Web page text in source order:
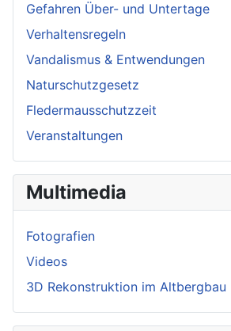
Gefahren Über- und Untertage
Verhaltensregeln
Vandalismus & Entwendungen
Naturschutzgesetz
Fledermausschutzzeit
Veranstaltungen
Multimedia
Fotografien
Videos
3D Rekonstruktion im Altbergbau